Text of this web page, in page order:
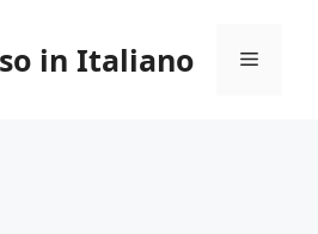
in Italiano Menu